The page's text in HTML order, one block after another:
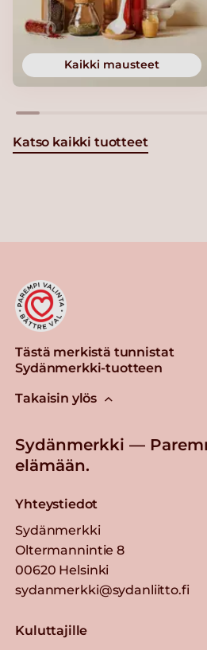
Kaikki mausteet
Katso kaikki tuotteet
Tästä merkistä tunnistat
Sydänmerkki-tuotteen
Takaisin ylös
Sydänmerkki —
elämään.
Yhteystiedot
Sydänmerkki
Oltermannintie 8
00620 Helsinki
sydanmerkki@sydanliitto.fi
Kuluttajille